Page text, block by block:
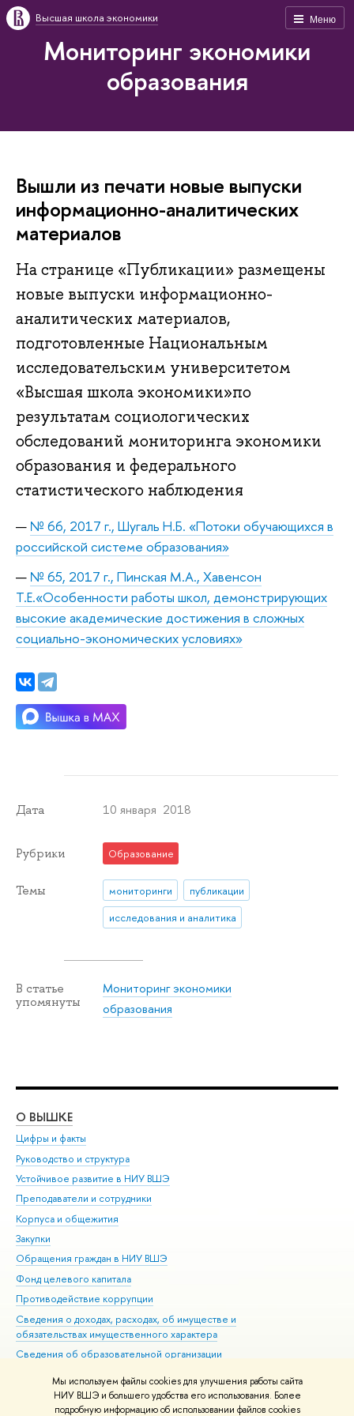
Мы используем файлы cookies для улучшения работы сайта
НИУ ВШЭ и большего удобства его использования. Более
подробную информацию об использовании файлов cookies
Меню
Высшая школа экономики
Мониторинг экономики
образования
Вышли из печати новые выпуски
информационно-аналитических
материалов
На странице «Публикации» размещены
новые выпуски информационно-
аналитических материалов,
подготовленные Национальным
исследовательским университетом
«Высшая школа экономики»по
результатам социологических
обследований мониторинга экономики
образования и федерального
статистического наблюдения
№ 66, 2017 г., Шугаль Н.Б. «Потоки обучающихся в
российской системе образования»
№ 65, 2017 г., Пинская М.А., Хавенсон
Т.Е.«Особенности работы школ, демонстрирующих
высокие академические достижения в сложных
социально-экономических условиях»
Дата 10 января 2018
Рубрики Образование
Темы мониторинги
публикации
исследования и аналитика
В статье
упомянуты
Мониторинг экономики
образования
О ВЫШКЕ
Цифры и факты
Руководство и структура
Устойчивое развитие в НИУ ВШЭ
Преподаватели и сотрудники
Корпуса и общежития
Закупки
Обращения граждан в НИУ ВШЭ
Фонд целевого капитала
Противодействие коррупции
Сведения о доходах, расходах, об имуществе и
обязательствах имущественного характера
Сведения об образовательной организации
Людям с ограниченными возможностями здоровья
Единая платежная страница